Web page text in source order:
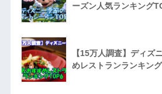
ーズン人気ランキング
【15万人調査】ディズ
めレストランランキン